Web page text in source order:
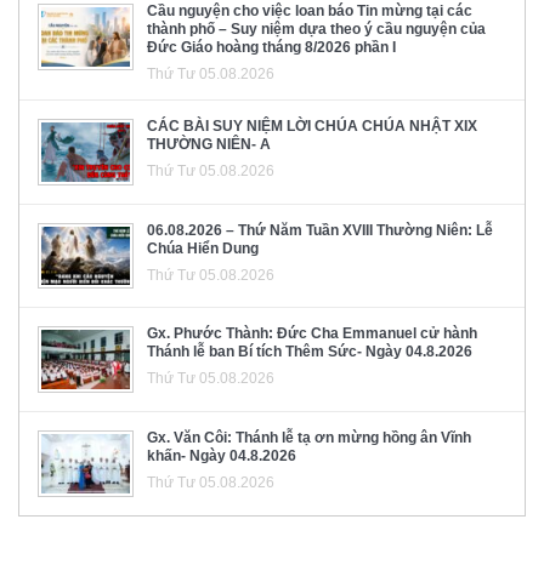
Cầu nguyện cho việc loan báo Tin mừng tại các
thành phố – Suy niệm dựa theo ý cầu nguyện của
Đức Giáo hoàng tháng 8/2026 phần I
Thứ Tư 05.08.2026
CÁC BÀI SUY NIỆM LỜI CHÚA CHÚA NHẬT XIX
THƯỜNG NIÊN- A
Thứ Tư 05.08.2026
06.08.2026 – Thứ Năm Tuần XVIII Thường Niên: Lễ
Chúa Hiển Dung
Thứ Tư 05.08.2026
Gx. Phước Thành: Đức Cha Emmanuel cử hành
Thánh lễ ban Bí tích Thêm Sức- Ngày 04.8.2026
Thứ Tư 05.08.2026
Gx. Văn Côi: Thánh lễ tạ ơn mừng hồng ân Vĩnh
khấn- Ngày 04.8.2026
Thứ Tư 05.08.2026